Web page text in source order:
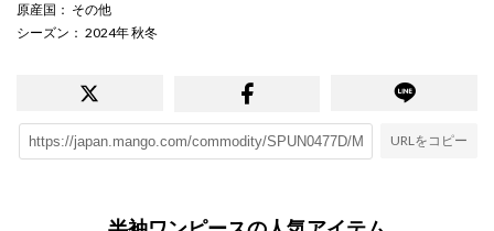
原産国 ： その他
シーズン ： 2024年 秋冬
URLをコピー